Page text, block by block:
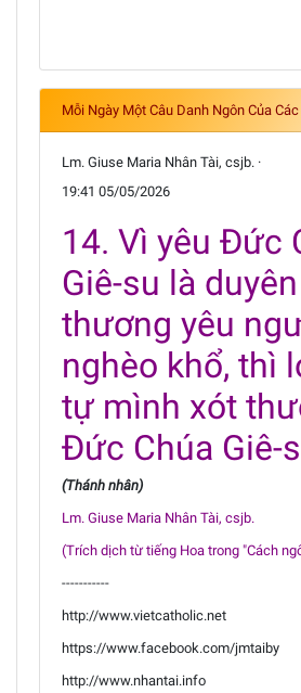
Mỗi Ngày Một Câu Danh Ngôn Của
Lm. Giuse Maria Nhân Tài, csjb. ·
19:41 05/05/2026
14. Vì yêu Đức
Giê-su là
thương yêu
nghèo khổ, thì
tự mình xót
Đức Chúa Giê-
(Thánh nhân)
Lm. Giuse Maria Nhân Tài, csjb.
(Trích dịch từ tiếng Hoa trong "Cách
-----------
http://www.vietcatholic.net
https://www.facebook.com/jmtaiby
http://www.nhantai.info